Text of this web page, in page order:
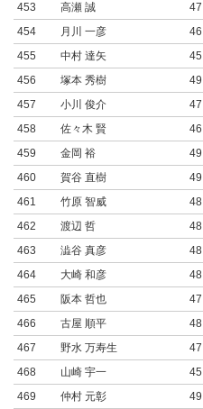
453
高瀬 誠 47
454
月川 一彦 46
455
中村 達矢 45
456
塚本 秀樹 49
457
小川 俊介 47
458
佐々木 賢 46
459
金岡 裕 49
460
賀谷 直樹 49
461
竹原 智威 48
462
渡辺 哲 48
463
澁谷 真彦 48
464
大崎 和彦 48
465
阪本 哲也 47
466
古屋 順平 48
467
野水 万寿生 47
468
山崎 宇一 45
469
仲村 元彰 49